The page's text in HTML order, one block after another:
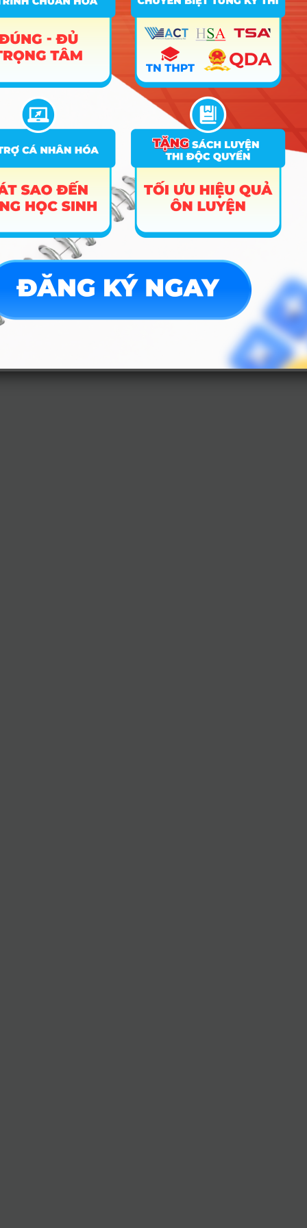
Trắc nghiệm MBTI
Tra cứu đề án tuyển sinh
Tư vấn hướng nghiệp
Tin tức
Tin giáo dục nổi bật
Tin tuyển sinh vào 10
Về chúng tôi
Liên hệ
Điều khoản dịch vụ
Chính sách bảo mật